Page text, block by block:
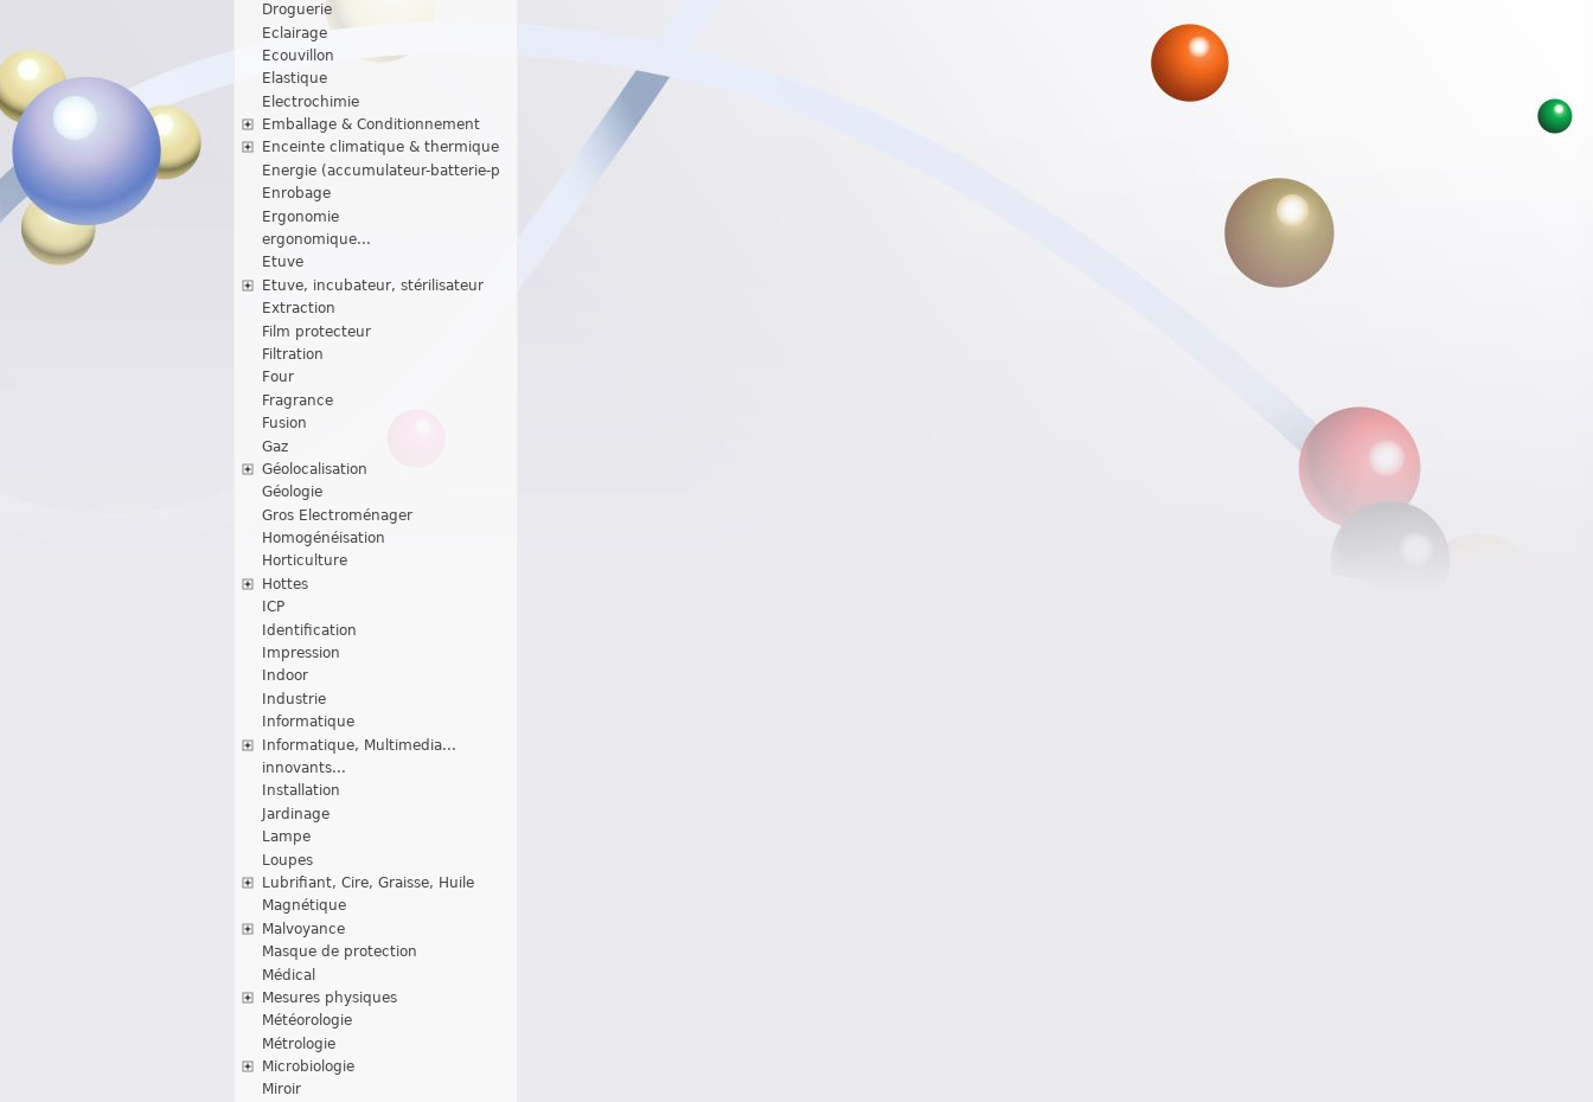
Droguerie
Eclairage
Ecouvillon
Elastique
Electrochimie
Emballage & Conditionnement
Enceinte climatique & thermique
Energie (accumulateur-batterie-p
Enrobage
Ergonomie
ergonomique...
Etuve
Etuve, incubateur, stérilisateur
Extraction
Film protecteur
Filtration
Four
Fragrance
Fusion
Gaz
Géolocalisation
Géologie
Gros Electroménager
Homogénéisation
Horticulture
Hottes
ICP
Identification
Impression
Indoor
Industrie
Informatique
Informatique, Multimedia...
innovants...
Installation
Jardinage
Lampe
Loupes
Lubrifiant, Cire, Graisse, Huile
Magnétique
Malvoyance
Masque de protection
Médical
Mesures physiques
Météorologie
Métrologie
Microbiologie
Miroir